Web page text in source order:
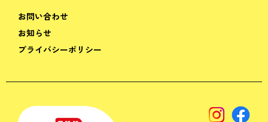
お問い合わせ
お知らせ
プライバシーポリシー